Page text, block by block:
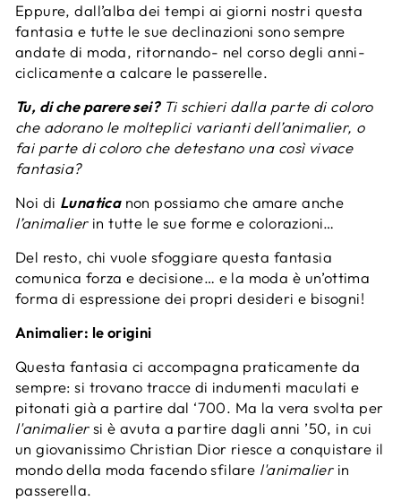
Eppure, dall’alba dei tempi ai giorni nostri questa
fantasia e tutte le sue declinazioni sono sempre
andate di moda, ritornando- nel corso degli anni-
ciclicamente a calcare le passerelle.
Tu, di che parere sei? Ti schieri dalla parte di coloro
che adorano le molteplici varianti dell’animalier, o
fai parte di coloro che detestano una così vivace
fantasia?
Noi di Lunaticanon possiamo che amare anche
l’animalierin tutte le sue forme e colorazioni…
Del resto, chi vuole sfoggiare questa fantasia
comunica forza e decisione… e la moda è un’ottima
forma di espressione dei propri desideri e bisogni!
Animalier: le origini
Questa fantasia ci accompagna praticamente da
sempre: si trovano tracce di indumenti maculati e
pitonati già a partire dal ‘700. Ma la vera svolta per
l'animaliersi è avuta a partire dagli anni ’50, in cui
un giovanissimo Christian Dior riesce a conquistare il
mondo della moda facendo sfilare l'animalierin
passerella.